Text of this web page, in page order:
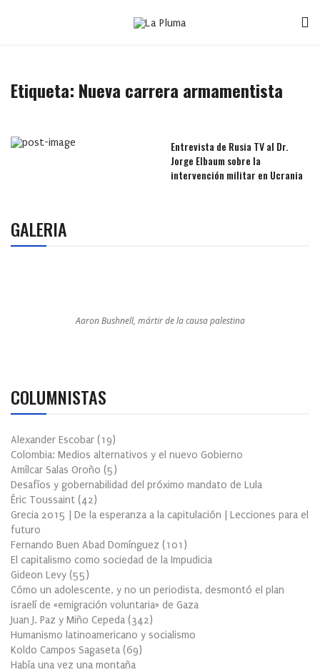
Etiqueta: Nueva carrera armamentista
Entrevista de Rusia TV al Dr.
Jorge Elbaum sobre la
intervención militar en Ucrania
GALERIA
Aaron Bushnell, mártir de la causa palestina
COLUMNISTAS
Alexander Escobar (19)
Colombia: Medios alternativos y el nuevo Gobierno
Amílcar Salas Oroño (5)
Desafíos y gobernabilidad del próximo mandato de Lula
Éric Toussaint (42)
Grecia 2015 | De la esperanza a la capitulación | Lecciones para el
futuro
Fernando Buen Abad Domínguez (101 )
El capitalismo como sociedad de la Impudicia
Gideon Levy (55)
Cómo un adolescente, y no un periodista, desmontó el plan
israelí de «emigración voluntaria» de Gaza
Juan J. Paz y Miño Cepeda (342)
Humanismo latinoamericano y socialismo
Koldo Campos Sagaseta (69)
Había una vez una montaña